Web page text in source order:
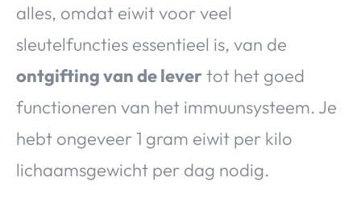
alles, omdat eiwit voor veel
sleutelfuncties essentieel is, van de
ontgifting van de levertot het goed
functioneren van het immuunsysteem. Je
hebt ongeveer 1 gram eiwit per kilo
lichaamsgewicht per dag nodig.